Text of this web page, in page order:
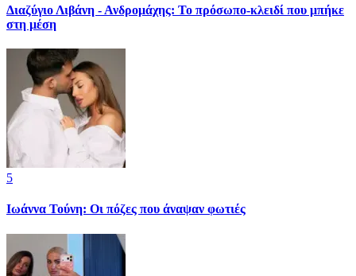
Διαζύγιο Λιβάνη - Ανδρομάχης: Το πρόσωπο-κλειδί που μπήκε
στη μέση
5
Ιωάννα Τούνη: Οι πόζες που άναψαν φωτιές